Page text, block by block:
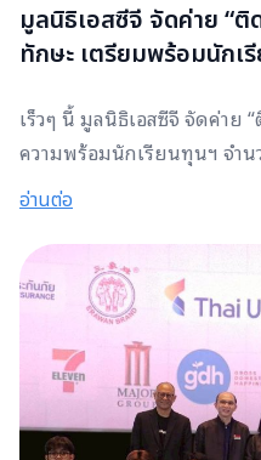
มูลนิธิเอสซีจี จัดค่าย “ติ
ทักษะ เตรียมพร้อมนักเ
เร็วๆ นี้ มูลนิธิเอสซีจี จัดค่าย
ความพร้อมนักเรียนทุนฯ จำน
ผ่านกิจกรรมที่มุ่งเสริมทักษะ เ
Soft skills ตั้งแต่การค้นหาตัว
เป้าหมายชีวิต การพัฒนาบุคลิ
และความรู้ด้าน AI กับพี่ๆ เอส
Financial Literacy กับผู้เชี่ย
นภัทร จำกัด (มหาชน) เพื่อสร้
พร้อมด้านการบริหารจัดการ
ไฮไลต์สำคัญ คือกิจกรรมแบ่ง
อ่านต่อ